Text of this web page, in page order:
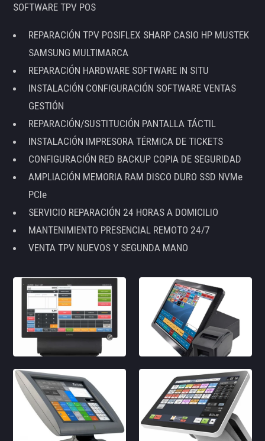
SOFTWARE TPV POS
REPARACIÓN TPV POSIFLEX SHARP CASIO HP MUSTEK
SAMSUNG MULTIMARCA
REPARACIÓN HARDWARE SOFTWARE IN SITU
INSTALACIÓN CONFIGURACIÓN SOFTWARE VENTAS
GESTIÓN
REPARACIÓN/SUSTITUCIÓN PANTALLA TÁCTIL
INSTALACIÓN IMPRESORA TÉRMICA DE TICKETS
CONFIGURACIÓN RED BACKUP COPIA DE SEGURIDAD
AMPLIACIÓN MEMORIA RAM DISCO DURO SSD NVMe
PCIe
SERVICIO REPARACIÓN 24 HORAS A DOMICILIO
MANTENIMIENTO PRESENCIAL REMOTO 24/7
VENTA TPV NUEVOS Y SEGUNDA MANO